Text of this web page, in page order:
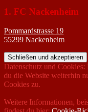
1. FC Nackenheim
Pommardstrasse 19
55299 Nackenheim
Datenschutz und
du die Website weiterhin
Cookies zu.
Weitere Informationen,